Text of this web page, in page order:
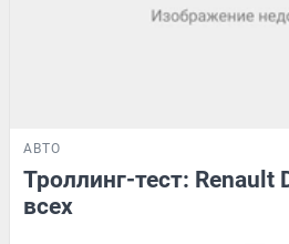
АВТО
Троллинг-тест: Renault
всех